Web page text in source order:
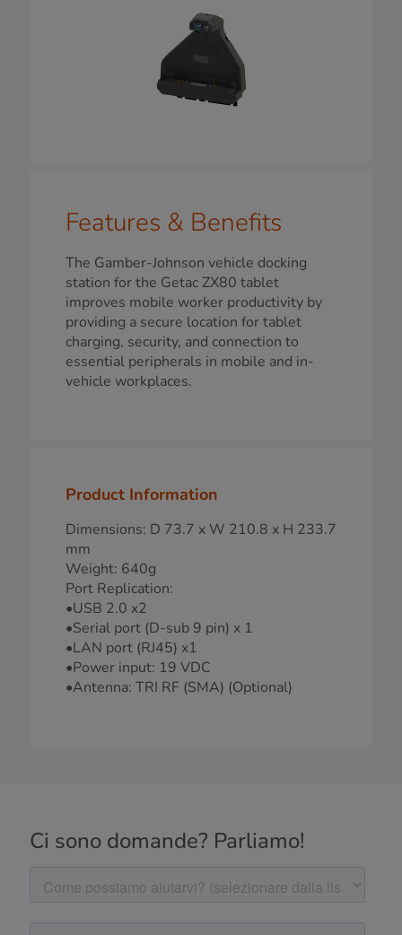
Features & Benefits
The Gamber-Johnson vehicle docking
station for the Getac ZX80 tablet
improves mobile worker productivity by
providing a secure location for tablet
charging, security, and connection to
essential peripherals in mobile and in-
vehicle workplaces.
Product Information
Dimensions: D 73.7 x W 210.8 x H 233.7
mm
Weight: 640g
Port Replication:
•USB 2.0 x2
•Serial port (D-sub 9 pin) x 1
•LAN port (RJ45) x1
•Power input: 19 VDC
•Antenna: TRI RF (SMA) (Optional)
Ci sono domande? Parliamo!